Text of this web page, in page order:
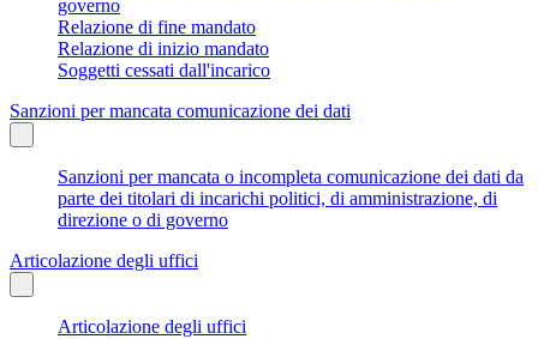
governo
Relazione di fine mandato
Relazione di inizio mandato
Soggetti cessati dall'incarico
Sanzioni per mancata comunicazione dei dati
Sanzioni per mancata o incompleta comunicazione dei dati da
parte dei titolari di incarichi politici, di amministrazione, di
direzione o di governo
Articolazione degli uffici
Articolazione degli uffici